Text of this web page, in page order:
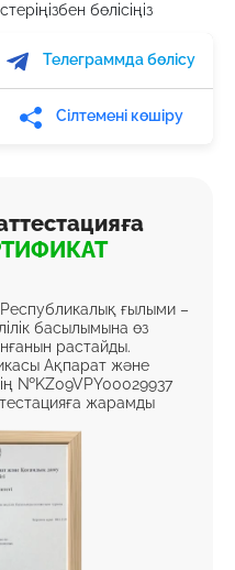
бөлісіңіз
Телеграммда бөлісу
Сілтемені көшіру
ғылыми –
басылымына өз
растайды.
Ақпарат және
№KZ09VPY00029937
жарамды